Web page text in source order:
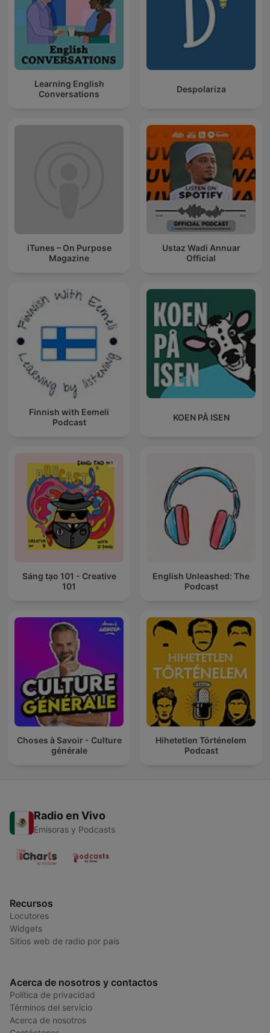
Learning English
Conversations
Despolariza
iTunes – On Purpose
Magazine
Ustaz Wadi Annuar
Official
Finnish with Eemeli
Podcast
KOEN PÅ ISEN
Sáng tạo 101 - Creative
101
English Unleashed: The
Podcast
Choses à Savoir - Culture
générale
Hihetetlen Történelem
Podcast
Radio en Vivo
Emisoras y Podcasts
Recursos
Locutores
Widgets
Sitios web de radio por país
Acerca de nosotros y contactos
Política de privacidad
Términos del servicio
Acerca de nosotros